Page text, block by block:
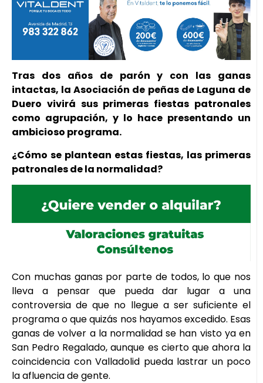
Tras dos años de parón y con las ganas
intactas, la Asociación de peñas de Laguna de
Duero vivirá sus primeras fiestas patronales
como agrupación, y lo hace presentando un
ambicioso programa.
¿Cómo se plantean estas fiestas, las primeras
patronales de la normalidad?
Con muchas ganas por parte de todos, lo que nos
lleva a pensar que pueda dar lugar a una
controversia de que no llegue a ser suficiente el
programa o que quizás nos hayamos excedido. Esas
ganas de volver a la normalidad se han visto ya en
San Pedro Regalado, aunque es cierto que ahora la
coincidencia con Valladolid pueda lastrar un poco
la afluencia de gente.